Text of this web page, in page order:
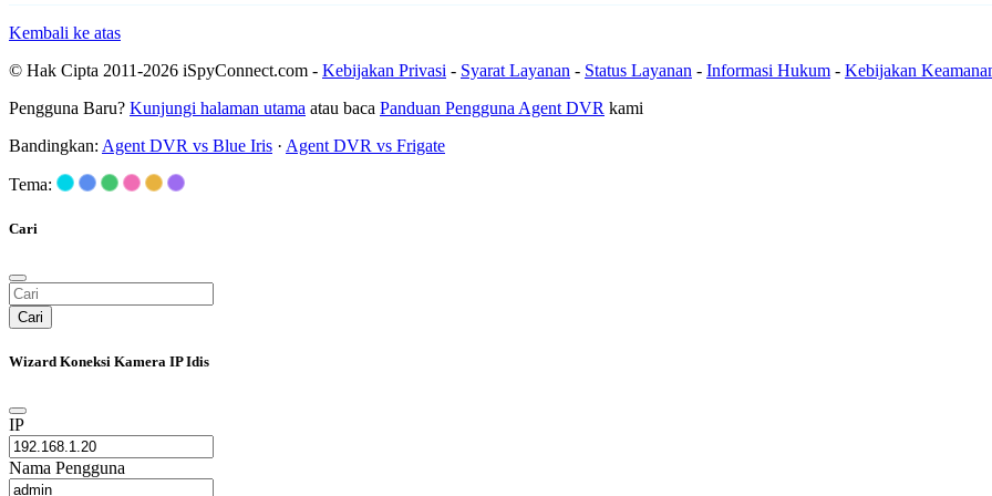
Kembali ke atas
© Hak Cipta 2011-2026 iSpyConnect.com - Kebijakan Privasi - Syarat Layanan - Status Layanan - Informasi Hukum - Kebijakan
Pengguna Baru? Kunjungi halaman utama atau baca Panduan Pengguna Agent DVR kami
Bandingkan: Agent DVR vs Blue Iris · Agent DVR vs Frigate
Tema:
Cari
Cari
Wizard Koneksi Kamera IP Idis
IP
Nama Pengguna